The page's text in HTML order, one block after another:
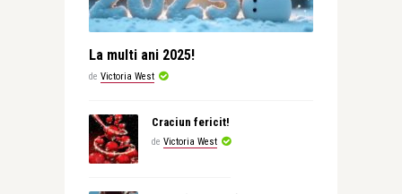
La multi ani 2025!
de Victoria West
Craciun fericit!
de Victoria West